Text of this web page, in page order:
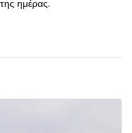
ημέρας.